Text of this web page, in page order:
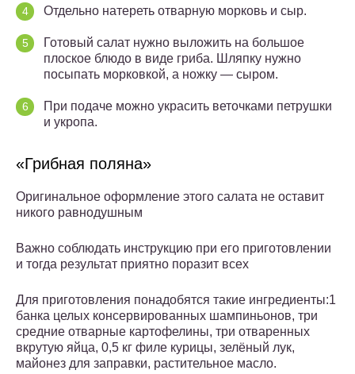
Отдельно натереть отварную морковь и сыр.
Готовый салат нужно выложить на большое
плоское блюдо в виде гриба. Шляпку нужно
посыпать морковкой, а ножку — сыром.
При подаче можно украсить веточками петрушки
и укропа.
«Грибная поляна»
Оригинальное оформление этого салата не оставит
никого равнодушным
Важно соблюдать инструкцию при его приготовлении
и тогда результат приятно поразит всех
Для приготовления понадобятся такие ингредиенты:1
банка целых консервированных шампиньонов, три
средние отварные картофелины, три отваренных
вкрутую яйца, 0,5 кг филе курицы, зелёный лук,
майонез для заправки, растительное масло.